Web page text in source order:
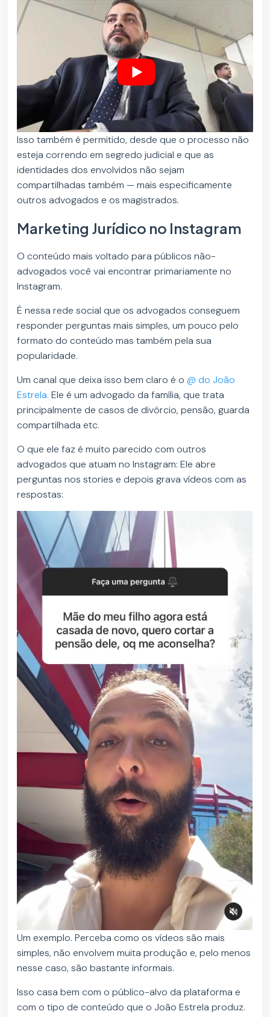
Isso também é permitido, desde que o processo não
esteja correndo em segredo judicial e que as
identidades dos envolvidos não sejam
compartilhadas também — mais especificamente
outros advogados e os magistrados.
Marketing Jurídico no Instagram
O conteúdo mais voltado para públicos não-
advogados você vai encontrar primariamente no
Instagram.
É nessa rede social que os advogados conseguem
responder perguntas mais simples, um pouco pelo
formato do conteúdo mas também pela sua
popularidade.
Um canal que deixa isso bem claro é o@ do João
Estrela.Ele é um advogado da família, que trata
principalmente de casos de divórcio, pensão, guarda
compartilhada etc.
O que ele faz é muito parecido com outros
advogados que atuam no Instagram: Ele abre
perguntas nos stories e depois grava vídeos com as
respostas:
Um exemplo. Perceba como os vídeos são mais
simples, não envolvem muita produção e, pelo menos
nesse caso, são bastante informais.
Isso casa bem com o público-alvo da plataforma e
com o tipo de conteúdo que o João Estrela produz.